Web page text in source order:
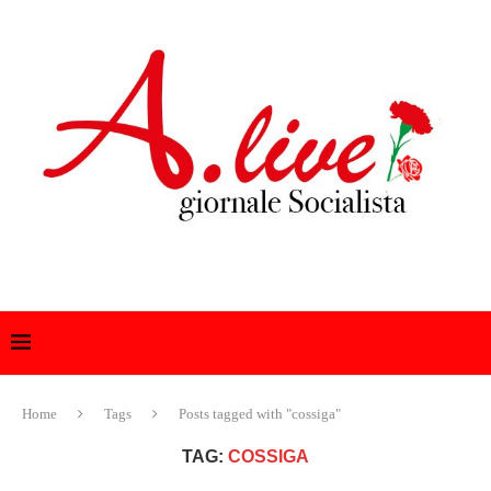
Home Tags Posts tagged with "cossiga"
TAG: COSSIGA